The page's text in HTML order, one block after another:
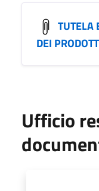
TUTELA
DEI
Ufficio